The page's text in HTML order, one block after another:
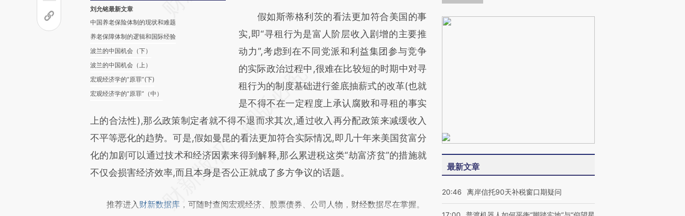
刘允铭最新文章
中国养老保险体制的现状和难题
养老保障体制的逻辑和国际经验
波兰的中国机会（下）
波兰的中国机会（上）
宏观经济学的“原罪”(下)
宏观经济学的“原罪”（中）
假如斯蒂格利茨的看法更加符合美国的事
实,即“寻租行为是富人阶层收入剧增的主要推
动力”,考虑到在不同党派和利益集团参与竞争
的实际政治过程中,很难在比较短的时期中对寻
租行为的制度基础进行釜底抽薪式的改革(也就
是不得不在一定程度上承认腐败和寻租的事实
上的合法性),那么政策制定者就不得不退而求其次,通过收入再分配政策来减缓收入
不平等恶化的趋势。可是,假如曼昆的看法更加符合实际情况,即几十年来美国贫富分
化的加剧可以通过技术和经济因素来得到解释,那么累进税这类“劫富济贫”的措施就
不仅会损害经济效率,而且本身是否公正就成了多方争议的话题。
推荐进入 财新数据库 ，可随时查阅宏观经济、股票债券、公司人物，财经数据尽在掌握。
最新文章
20:46 离岸信托90天补税窗口期疑问